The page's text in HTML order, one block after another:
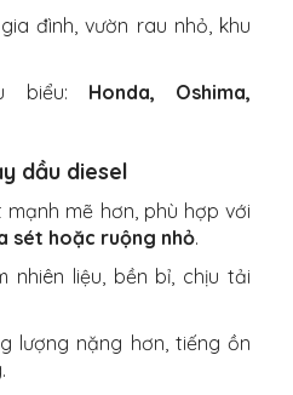
đình, vườn rau nhỏ, khu
biểu: Honda, Oshima,
dầu diesel
mẽ hơn, phù hợp với
sét hoặc ruộng nhỏ.
nhiên liệu, bền bỉ, chịu tải
lượng nặng hơn, tiếng ồn